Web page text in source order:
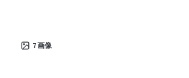
7画像